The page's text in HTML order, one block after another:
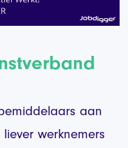
aan
werknemers